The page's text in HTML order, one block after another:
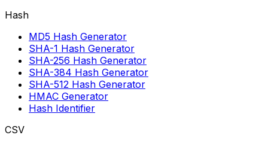
Hash
MD5 Hash Generator
SHA-1 Hash Generator
SHA-256 Hash Generator
SHA-384 Hash Generator
SHA-512 Hash Generator
HMAC Generator
Hash Identifier
CSV